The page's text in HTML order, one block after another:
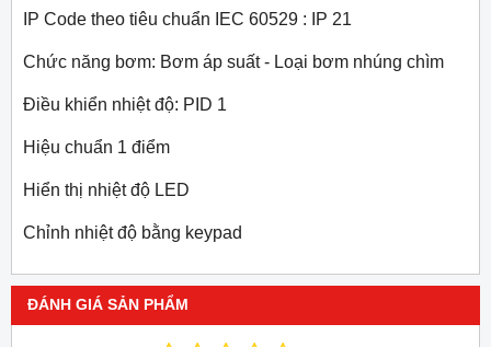
IP Code theo tiêu chuẩn IEC 60529 : IP 21
Chức năng bơm: Bơm áp suất - Loại bơm nhúng chìm
Điều khiển nhiệt độ: PID 1
Hiệu chuẩn 1 điểm
Hiển thị nhiệt độ LED
Chỉnh nhiệt độ bằng keypad
ĐÁNH GIÁ SẢN PHẨM